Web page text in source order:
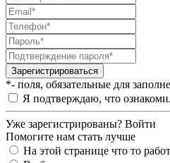
Зарегистрироваться
*- поля, обязательные для
Я подтверждаю, что
Уже зарегистрированы? Войти
Помогите нам стать лучше
На этой странице что то